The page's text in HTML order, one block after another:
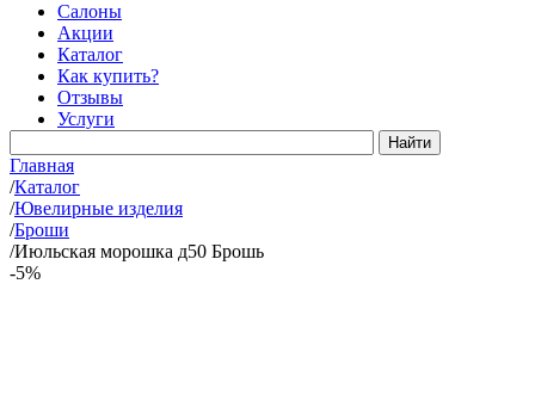
Салоны
Акции
Каталог
Как купить?
Отзывы
Услуги
Главная
/Каталог
/Ювелирные изделия
/Броши
/Июльская морошка д50 Брошь
-5%